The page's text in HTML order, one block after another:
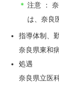
＊ 注意 ：
は、奈良
指導体制、
奈良県東和
処遇
奈良県立医